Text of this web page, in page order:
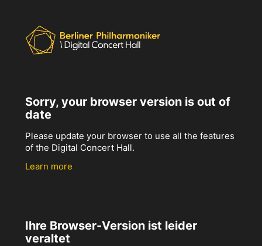
Sorry, your browser version is out of
date
Please update your browser to use all the features
of the Digital Concert Hall.
Learn more
Ihre Browser-Version ist leider
veraltet